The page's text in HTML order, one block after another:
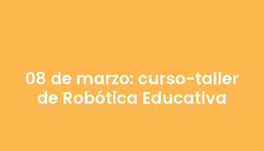
08 de marzo: curso-taller
de Robótica Educativa